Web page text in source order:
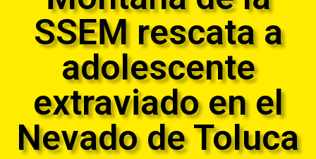
SSEM rescata a
adolescente
extraviado en el
Nevado de Toluca